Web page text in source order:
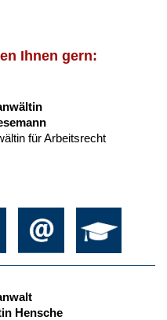
Ihnen gern:
für Arbeitsrecht
Hensche